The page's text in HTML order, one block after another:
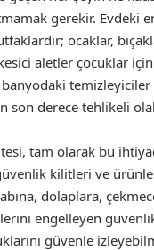
gerekir. Evdeki
ocaklar,
aletler çocuklar
banyodaki
son derece tehlikeli
tam olarak bu
kilitleri ve
dolaplara,
engelleyen
güvenle